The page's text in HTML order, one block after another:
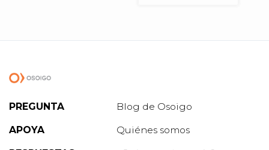
PREGUNTA
APOYA
Blog de Osoigo
Quiénes somos